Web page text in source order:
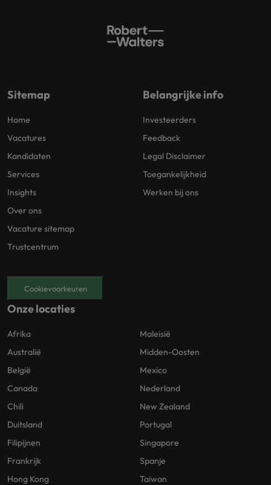
Sitemap
Home
Vacatures
Kandidaten
Services
Insights
Over ons
Vacature sitemap
Trustcentrum
Belangrijke info
Investeerders
Feedback
Legal Disclaimer
Toegankelijkheid
Werken bij ons
Cookievoorkeuren
Onze locaties
Afrika
Australië
België
Canada
Chili
Duitsland
Filipijnen
Frankrijk
Hong Kong
Maleisië
Midden-Oosten
Mexico
Nederland
New Zealand
Portugal
Singapore
Spanje
Taiwan